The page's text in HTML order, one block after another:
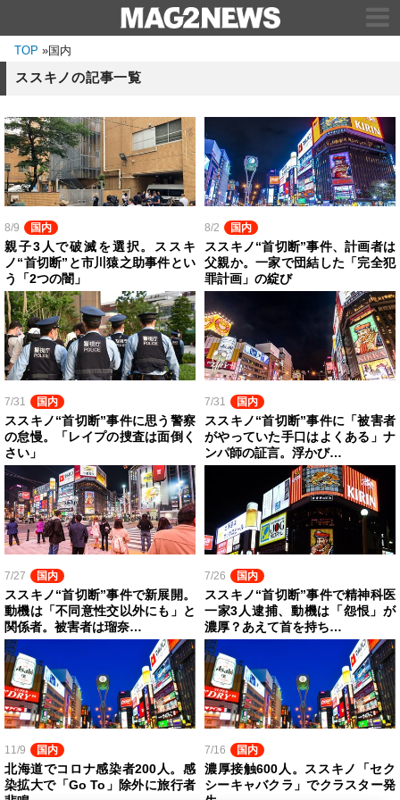
TOP »国内
ススキノの記事一覧
8/9 国内
親子3人で破滅を選択。ススキ
ノ“首切断”と市川猿之助事件とい
う「2つの闇」
8/2 国内
ススキノ“首切断”事件、計画者は
父親か。一家で団結した「完全犯
罪計画」の綻び
7/31 国内
ススキノ“首切断”事件に思う警察
の怠慢。「レイプの捜査は面倒く
さい」
7/31 国内
ススキノ“首切断”事件に「被害者
がやっていた手口はよくある」ナ
ンパ師の証言。浮かび…
7/27 国内
ススキノ“首切断”事件で新展開。
動機は「不同意性交以外にも」と
関係者。被害者は瑠奈…
7/26 国内
ススキノ“首切断”事件で精神科医
一家3人逮捕、動機は「怨恨」が
濃厚？あえて首を持ち…
11/9 国内
北海道でコロナ感染者200人。感
染拡大で「Go To」除外に旅行者
7/16 国内
濃厚接触600人。ススキノ「セク
シーキャバクラ」でクラスター発